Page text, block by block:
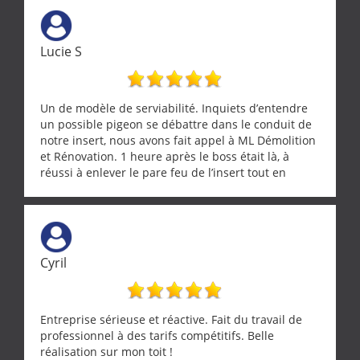
Lucie S
Un de modèle de serviabilité. Inquiets d’entendre
un possible pigeon se débattre dans le conduit de
notre insert, nous avons fait appel à ML Démolition
et Rénovation. 1 heure après le boss était là, à
réussi à enlever le pare feu de l’insert tout en
tourterelle et s’est ensuite patiemment occupé de
l’oiseau jusqu’à ce qu’il reprenne ses esprits et
puisse s’envoler. Après quoi il a procédé au
ramonage de notre insert avec dextérité et une
grande propreté, nous gratifiant également de
nombreux conseils concernant d’autres sujets. Un
entrepreneur comme on souhaite en rencontrer.
Encore un grand merci à lui.
Cyril
Entreprise sérieuse et réactive. Fait du travail de
professionnel à des tarifs compétitifs. Belle
réalisation sur mon toit !